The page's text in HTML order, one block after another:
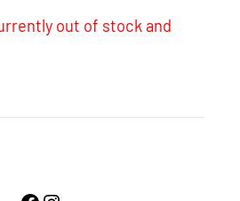
out of stock and